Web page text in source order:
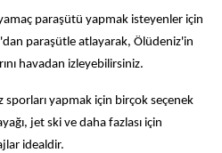
paraşütü yapmak isteyenler için
paraşütle atlayarak, Ölüdeniz'in
havadan izleyebilirsiniz.
sporları yapmak için birçok seçenek
jet ski ve daha fazlası için
idealdir.